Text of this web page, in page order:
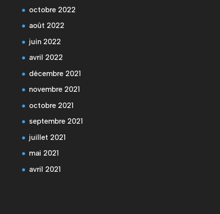
octobre 2022
août 2022
juin 2022
avril 2022
décembre 2021
novembre 2021
octobre 2021
septembre 2021
juillet 2021
mai 2021
avril 2021